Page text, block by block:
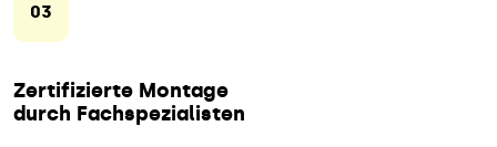
03
Zertifizierte Montage
durch Fachspezialisten